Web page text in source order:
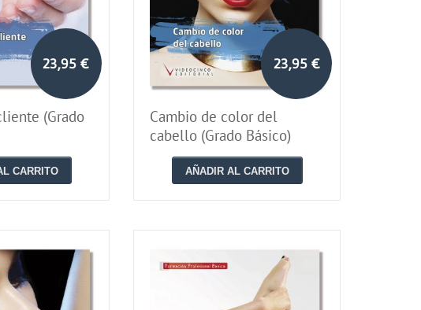
23,95 €
(Grado
CARRITO
23,95 €
Cambio de color del
cabello (Grado Básico)
AÑADIR AL CARRITO